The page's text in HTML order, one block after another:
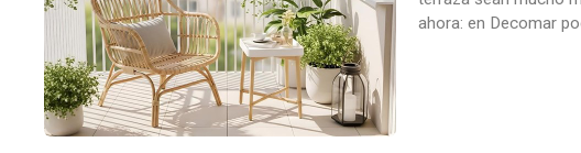
ahora: en Decomar